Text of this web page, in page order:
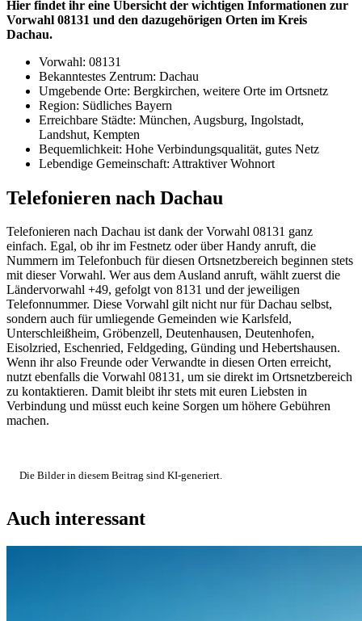
Hier findet ihr eine Übersicht der wichtigen Informationen zur
Vorwahl 08131 und den dazugehörigen Orten im Kreis
Dachau.
Vorwahl: 08131
Bekanntestes Zentrum: Dachau
Umgebende Orte: Bergkirchen, weitere Orte im Ortsnetz
Region: Südliches Bayern
Erreichbare Städte: München, Augsburg, Ingolstadt,
Landshut, Kempten
Bequemlichkeit: Hohe Verbindungsqualität, gutes Netz
Lebendige Gemeinschaft: Attraktiver Wohnort
Telefonieren nach Dachau
Telefonieren nach Dachau ist dank der Vorwahl 08131 ganz
einfach. Egal, ob ihr im Festnetz oder über Handy anruft, die
Nummern im Telefonbuch für diesen Ortsnetzbereich beginnen stets
mit dieser Vorwahl. Wer aus dem Ausland anruft, wählt zuerst die
Ländervorwahl +49, gefolgt von 8131 und der jeweiligen
Telefonnummer. Diese Vorwahl gilt nicht nur für Dachau selbst,
sondern auch für umliegende Gemeinden wie Karlsfeld,
Unterschleißheim, Gröbenzell, Deutenhausen, Deutenhofen,
Eisolzried, Eschenried, Feldgeding, Günding und Hebertshausen.
Wenn ihr also Freunde oder Verwandte in diesen Orten erreicht,
nutzt ebenfalls die Vorwahl 08131, um sie direkt im Ortsnetzbereich
zu kontaktieren. Damit bleibt ihr stets mit euren Liebsten in
Verbindung und müsst euch keine Sorgen um höhere Gebühren
machen.
Die Bilder in diesem Beitrag sind KI-generiert.
Auch interessant